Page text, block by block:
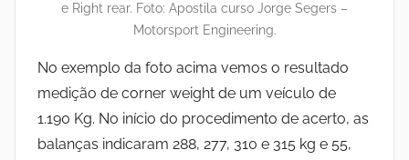
e Right rear. Foto: Apostila curso Jorge Segers –
Motorsport Engineering.
No exemplo da foto acima vemos o resultado
medição de corner weight de um veículo de
1.190 Kg. No início do procedimento de acerto, as
balanças indicaram 288, 277, 310 e 315 kg e 55,